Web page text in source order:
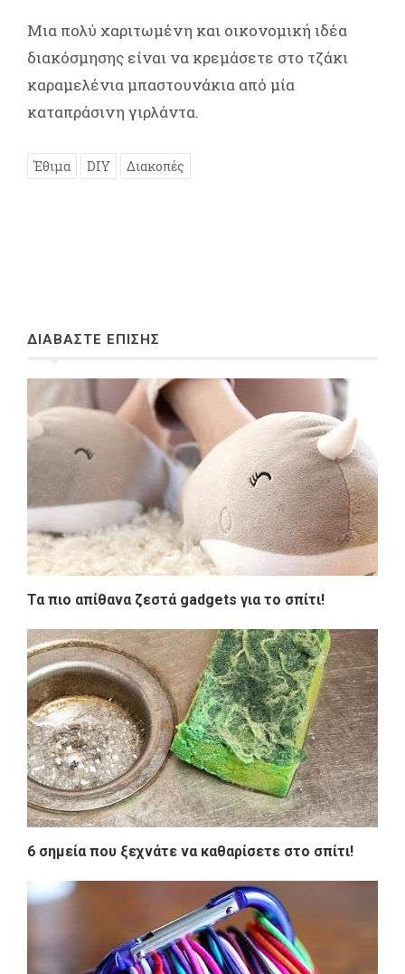
Μια πολύ χαριτωμένη και οικονομική ιδέα
διακόσμησης είναι να κρεμάσετε στο τζάκι
καραμελένια μπαστουνάκια από μία
καταπράσινη γιρλάντα.
Έθιμα DIY Διακοπές
ΔΙΑΒΑΣΤΕ ΕΠΙΣΗΣ
Τα πιο απίθανα ζεστά gadgets για το σπίτι!
6 σημεία που ξεχνάτε να καθαρίσετε στο σπίτι!